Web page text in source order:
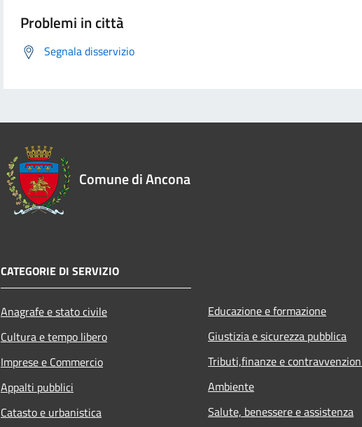
Problemi in città
Segnala disservizio
Comune di Ancona
CATEGORIE DI SERVIZIO
Anagrafe e stato civile
Cultura e tempo libero
Imprese e Commercio
Appalti pubblici
Catasto e urbanistica
Educazione e formazione
Giustizia e sicurezza pubblica
Tributi,finanze e
Ambiente
Salute, benessere e assistenza